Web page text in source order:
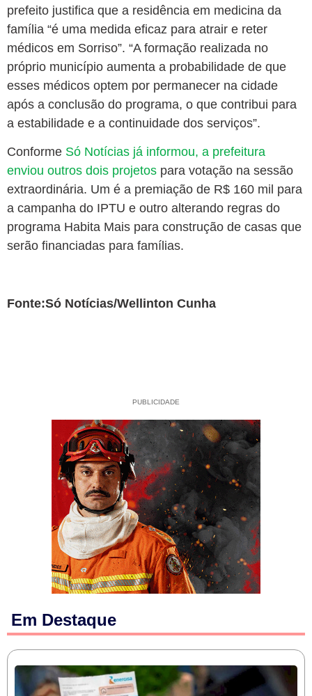
prefeito justifica que a residência em medicina da
família “é uma medida eficaz para atrair e reter
médicos em Sorriso”. “A formação realizada no
próprio município aumenta a probabilidade de que
esses médicos optem por permanecer na cidade
após a conclusão do programa, o que contribui para
a estabilidade e a continuidade dos serviços”.
Conforme Só Notícias já informou, a prefeitura
enviou outros dois projetos para votação na sessão
extraordinária. Um é a premiação de R$ 160 mil para
a campanha do IPTU e outro alterando regras do
programa Habita Mais para construção de casas que
serão financiadas para famílias.
Fonte:Só Notícias/Wellinton Cunha
PUBLICIDADE
Em Destaque